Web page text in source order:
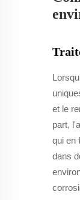
et le
part,
qui en
dans